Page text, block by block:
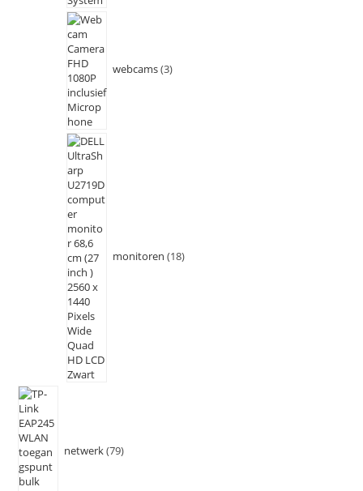
webcams 3
monitoren 18
netwerk 79